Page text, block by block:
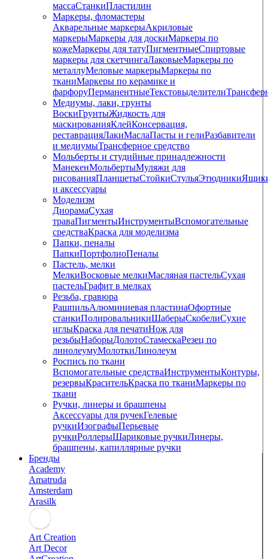
массаСтанкиПластилин
Маркеры, фломастеры
Акварельные маркерыАкриловые
маркерыМаркеры для доскиМаркеры по
кожеМаркеры для татуПигментныеCпиртовые
маркеры для скетчингаЛаковыеМаркеры по
металлуМеловые маркерыМаркеры по
тканиМаркеры по керамике и
фарфоруПерманентныеТекстовыделители
Медиумы, лаки, грунты
ВоскиГрунтыЖидкость для
маскированияКлейКонсервация,
реставрацияЛакиМаслаПасты и гелиРазбавители
и медиумыТрансферное средство
Мольберты и студийные принадлежности
МанекенМольбертыМуляжи для
рисованияПланшетыСтойкиСтульяЭтюдники
и аксессуары
Моделизм
ДиорамаСухая
траваПигментыИнструментыВспомогательные
средстваКраска для моделизма
Папки, пеналы
ПапкиПортфолиоПеналы
Пастель, мелки
МелкиВосковые мелкиМасляная пастельСухая
пастельГрафит в мелках
Резьба, гравюра
РашпильАлюминиевая пластинаОфортные
станкиПолировальникиШаберыСкобелиСухие
иглыКраска для печатиНож для
резьбыНаборыДолотоСтамескаРезец по
линолеумуМолоткиЛинолеум
Роспись по ткани
Вспомогательные средстваИнструментыКонтуры,
резервыКрасительКраска по тканиМаркеры по
ткани
Ручки, линеры и брашпены
Аксессуары для ручекГелевые
ручкиИзографыПерьевые
ручкиРоллерыШариковые ручкиЛинеры,
брашпены, капиллярные ручки
Бренды
Academy
Amatruda
Amsterdam
Arasilk
Art Creation
Art Decor